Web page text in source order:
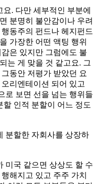
. 다만 세부적인 부분에
분명히 불안감이나 우려
동주의 펀드나 헤지펀드
가장한 어떤 액팅 행위
은 있지만 그럼에도 불
는 게 맞을 것 같고요. 그
동안 저평가 받았던 요
리엔테이션 되어 있고
로 보면 선을 넘는 행위들
인적 분할이 어느 정도
분할한 자회사를 상장하
미국 같으면 상상도 할 수
해지고 있고 주주 가치